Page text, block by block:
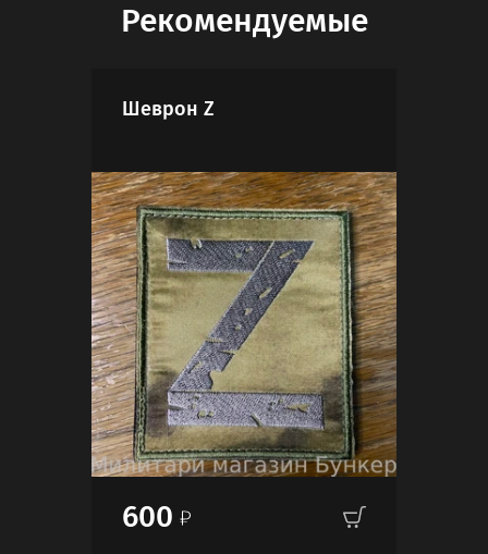
Рекомендуемые
Шеврон Z
600